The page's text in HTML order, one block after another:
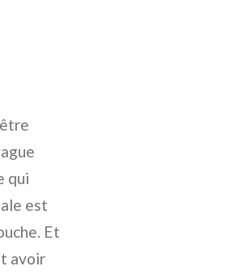
qui
est
Et
avoir